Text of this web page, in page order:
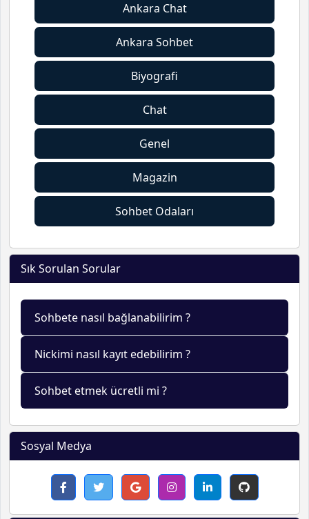
Ankara Chat
Ankara Sohbet
Biyografi
Chat
Genel
Magazin
Sohbet Odaları
Sık Sorulan Sorular
Sohbete nasıl bağlanabilirim ?
Nickimi nasıl kayıt edebilirim ?
Sohbet etmek ücretli mi ?
Sosyal Medya